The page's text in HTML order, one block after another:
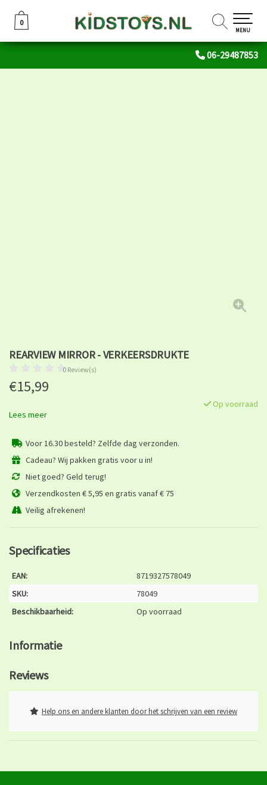
06-29487853
0
0
MENU
REARVIEW MIRROR - VERKEERSDRUKTE
0 Review(s)
€15,99
Op voorraad
Lees meer
Voor 16.30 besteld? Zelfde dag verzonden.
Cadeau? Wij pakken gratis voor u in!
Niet goed? Geld terug!
Verzendkosten € 5,95 en gratis vanaf € 75
Veilig afrekenen!
Specificaties
EAN:
8719327578049
SKU:
78049
Beschikbaarheid:
Op voorraad
Informatie
Reviews
Help ons en andere klanten door het schrijven van een review